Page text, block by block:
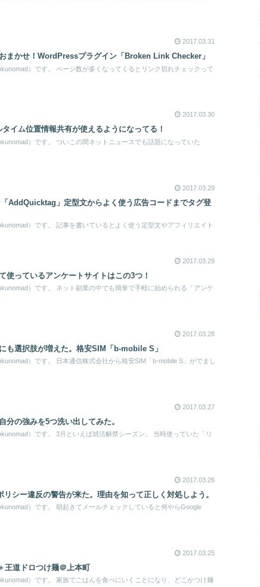
2017.03.31
まかせ！WordPressプラグイン「Broken Link Checker」
）です。 ページ数が多くなってくるとリンク切れチェックって
2017.03.30
イム位置情報共有が使えるようになってる！
）です。 ついこの間ネットニュースでも話題になっていた
2017.03.29
AddQuicktag」定型文からよく使う広告コードまでタグ登
）です。 記事を書いているとよく使う定型文やアフィリエイト
2017.03.29
使っているアンケートサイトはこの3つ！
）です。 ネット副業の中でも簡単で手軽に始められる「アンケ
2017.03.28
も選択肢が増えた。格安SIM「b-mobile S」
）です。 日本通信株式会社から格安SIM「b-mobile S」がでまし
2017.03.27
分の強みを5つ洗い出してみた。
）です。 3月といえば就活解禁シーズン。 当時使っていた「リ
2017.03.26
シー違反の警告が来た。理由を知って正しく対処しよう。
）です。 朝起きてメールチェックしていると何やらGoogle
2017.03.25
王道ドロつけ麺＠上本町
）です。 家族でごはんを食べにいくことになり、どこかつけ麺